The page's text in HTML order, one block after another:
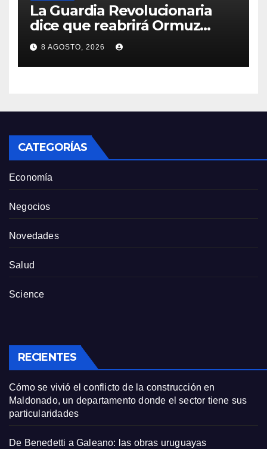
La Guardia Revolucionaria
dice que reabrirá Ormuz
cuando EEUU acepte
condiciones de Irán
8 AGOSTO, 2026
CATEGORÍAS
Economía
Negocios
Novedades
Salud
Science
RECIENTES
Cómo se vivió el conflicto de la construcción en
Maldonado, un departamento donde el sector tiene sus
particularidades
De Benedetti a Galeano: las obras uruguayas